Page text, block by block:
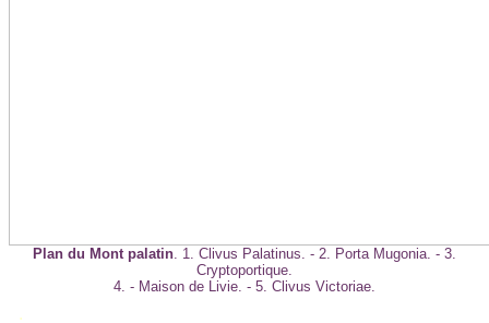
Plan du Mont palatin. 1. Clivus Palatinus. - 2. Porta Mugonia. - 3.
Cryptoportique.
4. - Maison de Livie. - 5. Clivus Victoriae.
.